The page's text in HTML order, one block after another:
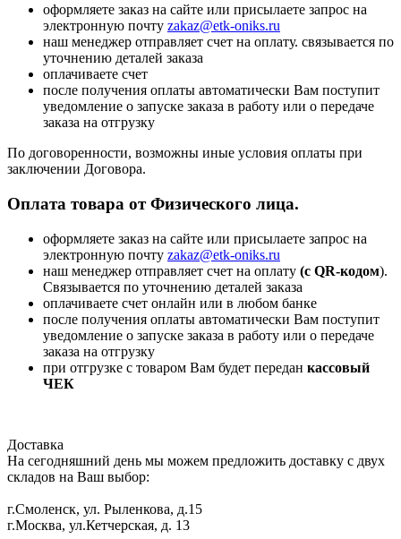
оформляете заказ на сайте или присылаете запрос на
электронную почту zakaz@etk-oniks.ru
наш менеджер отправляет счет на оплату. связывается по
уточнению деталей заказа
оплачиваете счет
после получения оплаты автоматически Вам поступит
уведомление о запуске заказа в работу или о передаче
заказа на отгрузку
По договоренности, возможны иные условия оплаты при
заключении Договора.
Оплата товара от Физического лица.
оформляете заказ на сайте или присылаете запрос на
электронную почту zakaz@etk-oniks.ru
наш менеджер отправляет счет на оплату (с QR-кодом).
Связывается по уточнению деталей заказа
оплачиваете счет онлайн или в любом банке
после получения оплаты автоматически Вам поступит
уведомление о запуске заказа в работу или о передаче
заказа на отгрузку
при отгрузке с товаром Вам будет передан кассовый
ЧЕК
Доставка
На сегодняшний день мы можем предложить доставку с двух
складов на Ваш выбор:
г.Смоленск, ул. Рыленкова, д.15
г.Москва, ул.Кетчерская, д. 13